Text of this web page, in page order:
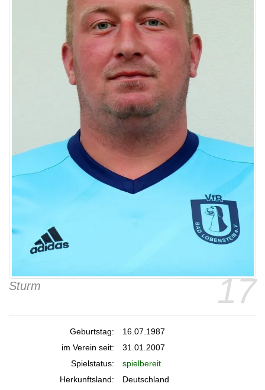
17
Sturm
Geburtstag:
16.07.1987
im Verein seit:
31.01.2007
Spielstatus:
spielbereit
Herkunftsland:
Deutschland